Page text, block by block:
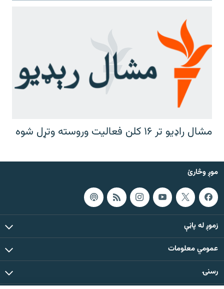
مشال راډیو تر ۱۶ کلن فعالیت وروسته وتړل شوه
موږ وڅارئ
زموږ له پاڼې
عمومي معلومات
رسنۍ